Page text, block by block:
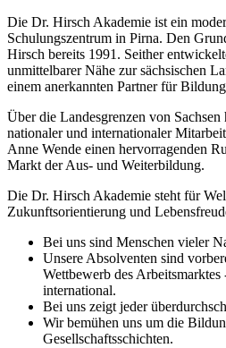
Die Dr. Hirsch Akademie ist ein
Schulungszentrum in Pirna. Den
Hirsch bereits 1991. Seither
unmittelbarer Nähe zur sächsischen
einem anerkannten Partner für
Über die Landesgrenzen von
nationaler und internationaler
Anne Wende einen hervorragenden
Markt der Aus- und Weiterbildung.
Die Dr. Hirsch Akademie steht für
Zukunftsorientierung und
Bei uns sind Menschen vieler
Unsere Absolventen sind
Wettbewerb des Arbeitsmarktes
international.
Bei uns zeigt jeder
Wir bemühen uns um die
Gesellschaftsschichten.